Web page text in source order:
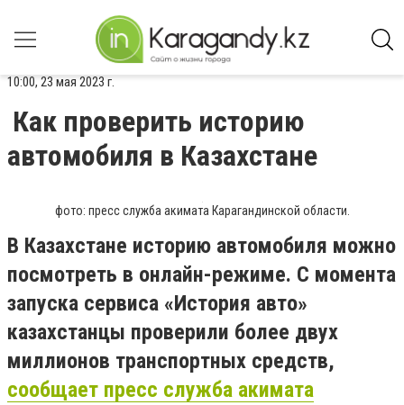
10:00, 23 мая 2023 г.
Как проверить историю
автомобиля в Казахстане
фото: пресс служба акимата Карагандинской области.
В Казахстане историю автомобиля можно
посмотреть в онлайн-режиме. С момента
запуска сервиса «История авто»
казахстанцы проверили более двух
миллионов транспортных средств,
сообщает пресс служба акимата